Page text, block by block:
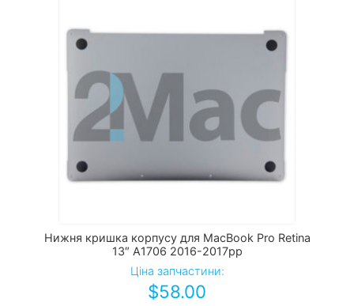
Нижня кришка корпусу для MacBook Pro Retina
13″ A1706 2016-2017рр
Ціна запчастини:
$58.00